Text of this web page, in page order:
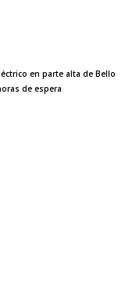
en parte alta de Bello
de espera